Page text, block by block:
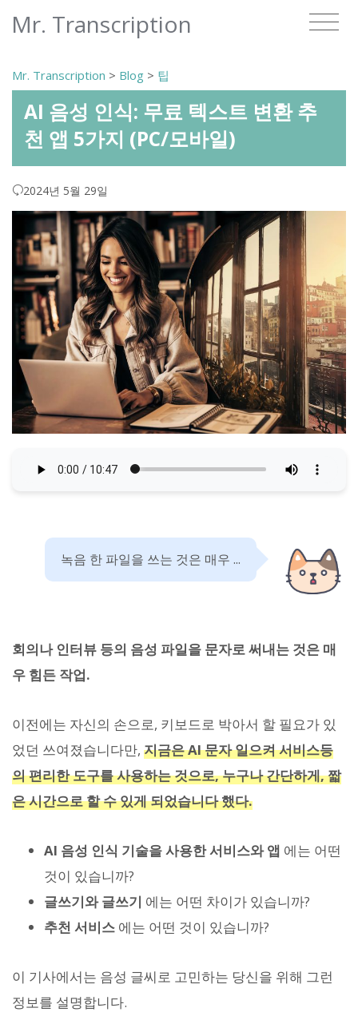
Mr. Transcription
Mr. Transcription > Blog > 팁
AI 음성 인식: 무료 텍스트 변환 추
천 앱 5가지 (PC/모바일)
2024년 5월 29일
녹음 한 파일을 쓰는 것은 매우 ...
회의나 인터뷰 등의 음성 파일을 문자로 써내는 것은 매
우 힘든 작업.
이전에는 자신의 손으로, 키보드로 박아서 할 필요가 있
었던 쓰여졌습니다만, 지금은 AI 문자 일으켜 서비스등
의 편리한 도구를 사용하는 것으로, 누구나 간단하게, 짧
은 시간으로 할 수 있게 되었습니다 했다.
AI 음성 인식 기술을 사용한 서비스와 앱 에는 어떤
것이 있습니까?
글쓰기와 글쓰기 에는 어떤 차이가 있습니까?
추천 서비스 에는 어떤 것이 있습니까?
이 기사에서는 음성 글씨로 고민하는 당신을 위해 그런
정보를 설명합니다.